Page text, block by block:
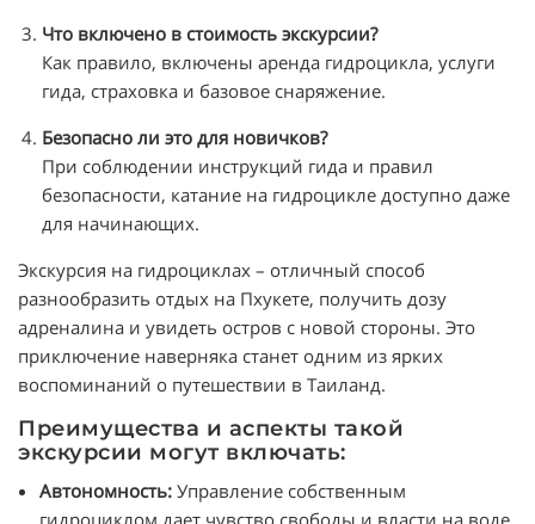
Что включено в стоимость экскурсии?
Как правило, включены аренда гидроцикла, услуги
гида, страховка и базовое снаряжение.
Безопасно ли это для новичков?
При соблюдении инструкций гида и правил
безопасности, катание на гидроцикле доступно даже
для начинающих.
Экскурсия на гидроциклах – отличный способ
разнообразить отдых на Пхукете, получить дозу
адреналина и увидеть остров с новой стороны. Это
приключение наверняка станет одним из ярких
воспоминаний о путешествии в Таиланд.
Преимущества и аспекты такой
экскурсии могут включать:
Автономность: Управление собственным
гидроциклом дает чувство свободы и власти на воде.